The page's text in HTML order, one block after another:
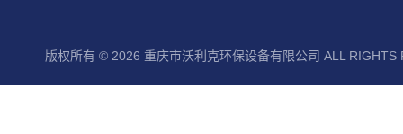
版权所有 © 2026 重庆市沃利克环保设备有限公司 ALL RIGHTS